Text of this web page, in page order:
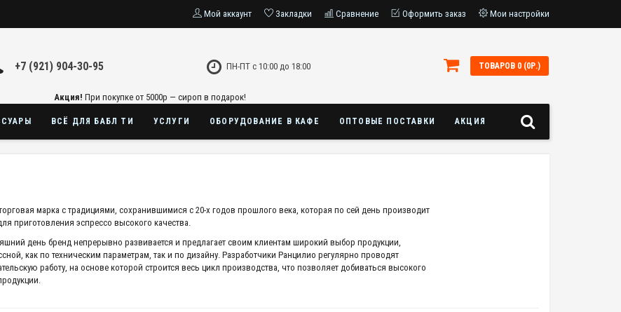
Мой аккаунт Закладки Сравнение Оформить заказ Мои настройки
+7 (921) 904-30-95 ПН-ПТ с 10:00 до 18:00 ТОВАРОВ 0 (0Р.)
Акция! При покупке от 5000р — сироп в подарок!
ВСЁ ДЛЯ БАБЛ ТИ УСЛУГИ ОБОРУДОВАНИЕ В КАФЕ ОПТОВЫЕ ПОСТАВКИ АКЦИЯ
марка с традициями, сохранившимися с 20-х годов прошлого века, которая по сей день производит
приготовления эспрессо высокого качества.
день бренд непрерывно развивается и предлагает своим клиентам широкий выбор продукции,
как по техническим параметрам, так и по дизайну. Разработчики Ранцилио регулярно проводят
работу, на основе которой строится весь цикл производства, что позволяет добиваться высокого